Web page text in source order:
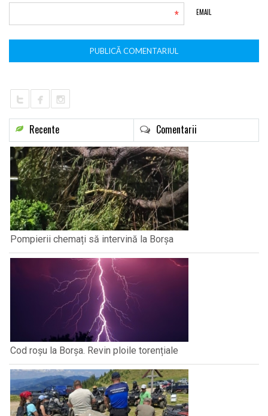
EMAIL
*
Recente Comentarii
Pompierii chemați să intervină la Borșa
Cod roșu la Borșa. Revin ploile torențiale